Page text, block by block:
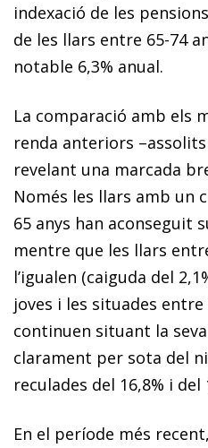
indexació de les
de les llars entre 65-74
notable 6,3% anual.
La comparació amb els
renda anteriors
revelant una marcada
Només les llars amb un
65 anys han aconseguit
mentre que les llars
l’igualen (caiguda del
joves i les situades entre
continuen situant la
clarament per sota del
reculades del 16,8% i
En el període més